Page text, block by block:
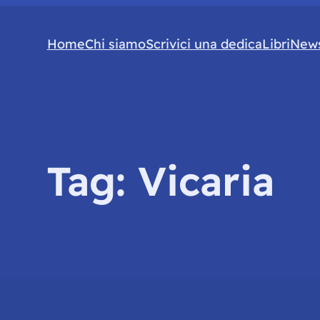
HomeChi siamoScrivici una dedicaLibri
Tag: Vicaria